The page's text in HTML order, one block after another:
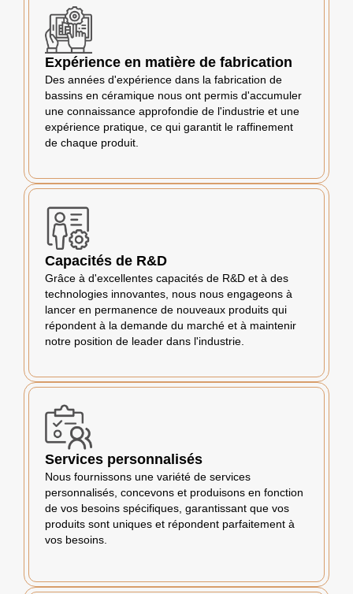
Expérience en matière de fabrication
Des années d'expérience dans la fabrication de
bassins en céramique nous ont permis d'accumuler
une connaissance approfondie de l'industrie et une
expérience pratique, ce qui garantit le raffinement
de chaque produit.
Capacités de R&D
Grâce à d'excellentes capacités de R&D et à des
technologies innovantes, nous nous engageons à
lancer en permanence de nouveaux produits qui
répondent à la demande du marché et à maintenir
notre position de leader dans l'industrie.
Services personnalisés
Nous fournissons une variété de services
personnalisés, concevons et produisons en fonction
de vos besoins spécifiques, garantissant que vos
produits sont uniques et répondent parfaitement à
vos besoins.